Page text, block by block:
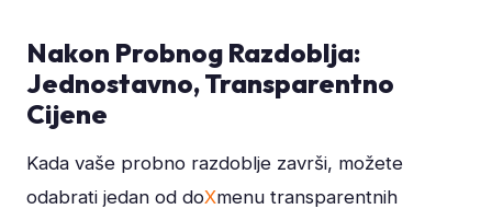
Nakon Probnog Razdoblja:
Jednostavno, Transparentno
Cijene
Kada vaše probno razdoblje završi, možete
odabrati jedan od doXmenu transparentnih